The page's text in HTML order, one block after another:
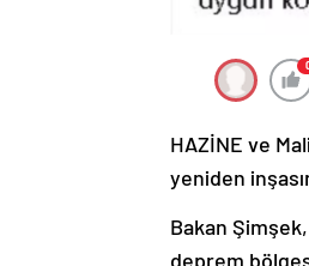
HAZİNE ve
yeniden
Bakan
deprem